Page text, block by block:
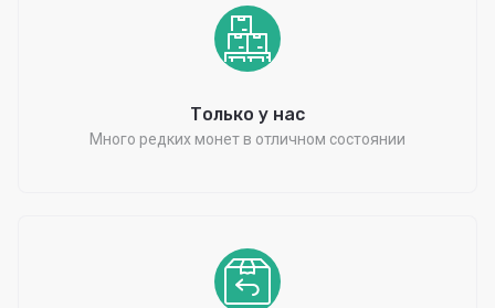
Только у нас
Много редких монет в отличном состоянии